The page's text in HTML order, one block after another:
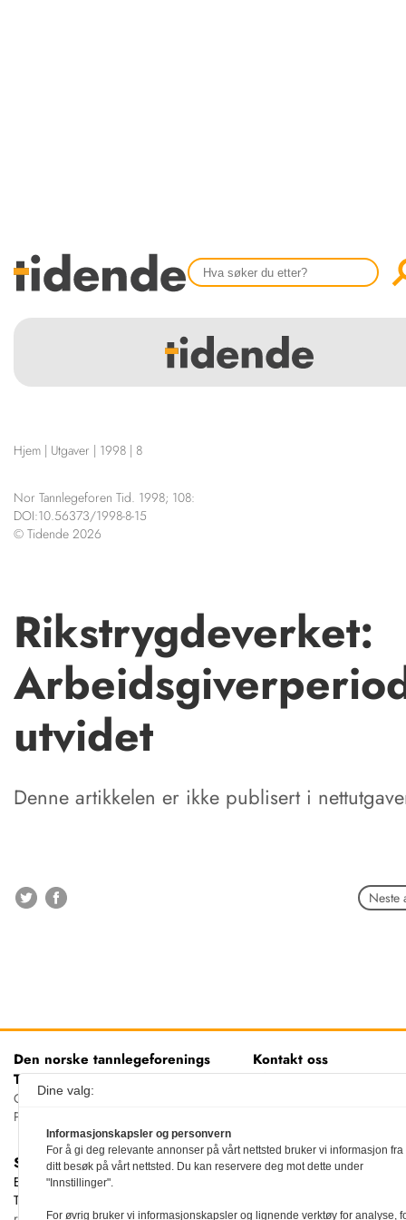
Tidligere utgaver
HENVISNINGER
STILLINGER
KJØP & SALG
KONTAKT
OM OSS
Hjem | Utgaver | 1998 | 8
Nor Tannlegeforen Tid. 1998; 108:
DOI:10.56373/1998-8-15
© Tidende 2026
Rikstrygdeverket:
utvidet
Denne artikkelen er ikke publisert i
Neste
Den norske tannlegeforenings
Tidende
Christiania Torv 5, 0158 Oslo
Postboks 2073 Vika, 0125 OSLO
Kontakt oss
Tlf:22 54 74 00
Sjefredaktør
Ellen Beate Dyvi
Tidende redigeres etter
Dine valg:
Informasjonskapsler og personvern
For å gi deg relevante annonser på vårt nettsted bruker vi informasjon fra
ditt besøk på vårt nettsted. Du kan reservere deg mot dette under
"Innstillinger".
For øvrig bruker vi informasjonskapsler og lignende verktøy for analyse,